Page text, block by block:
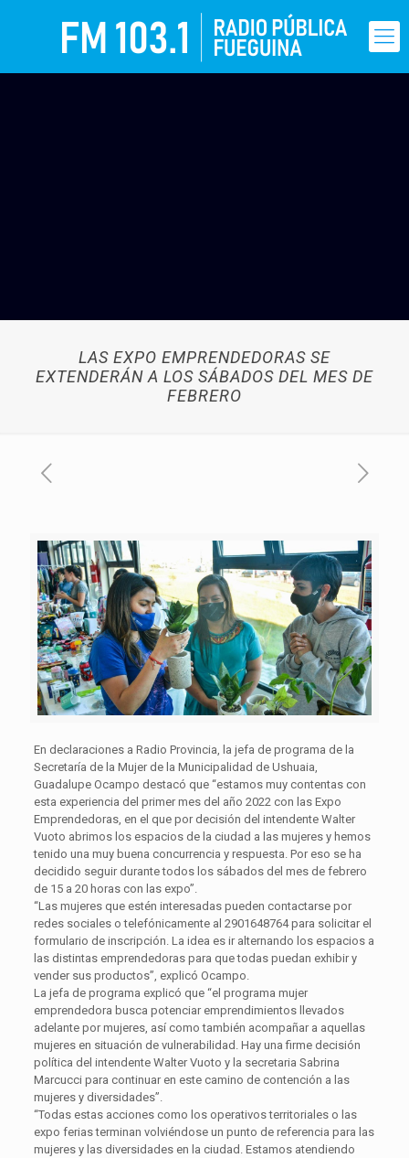
LAS EXPO EMPRENDEDORAS SE
EXTENDERÁN A LOS SÁBADOS DEL MES DE
FEBRERO
En declaraciones a Radio Provincia, la jefa de programa de la
Secretaría de la Mujer de la Municipalidad de Ushuaia,
Guadalupe Ocampo destacó que “estamos muy contentas con
esta experiencia del primer mes del año 2022 con las Expo
Emprendedoras, en el que por decisión del intendente Walter
Vuoto abrimos los espacios de la ciudad a las mujeres y hemos
tenido una muy buena concurrencia y respuesta. Por eso se ha
decidido seguir durante todos los sábados del mes de febrero
de 15 a 20 horas con las expo”.
“Las mujeres que estén interesadas pueden contactarse por
redes sociales o telefónicamente al 2901648764 para solicitar el
formulario de inscripción. La idea es ir alternando los espacios a
las distintas emprendedoras para que todas puedan exhibir y
vender sus productos”, explicó Ocampo.
La jefa de programa explicó que “el programa mujer
emprendedora busca potenciar emprendimientos llevados
adelante por mujeres, así como también acompañar a aquellas
mujeres en situación de vulnerabilidad. Hay una firme decisión
política del intendente Walter Vuoto y la secretaria Sabrina
Marcucci para continuar en este camino de contención a las
mujeres y diversidades”.
“Todas estas acciones como los operativos territoriales o las
expo ferias terminan volviéndose un punto de referencia para las
mujeres y las diversidades en la ciudad. Estamos atendiendo